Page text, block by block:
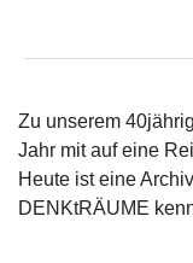
Zu unserem
Jahr mit auf eine
Heute ist eine
DENKtRÄUME